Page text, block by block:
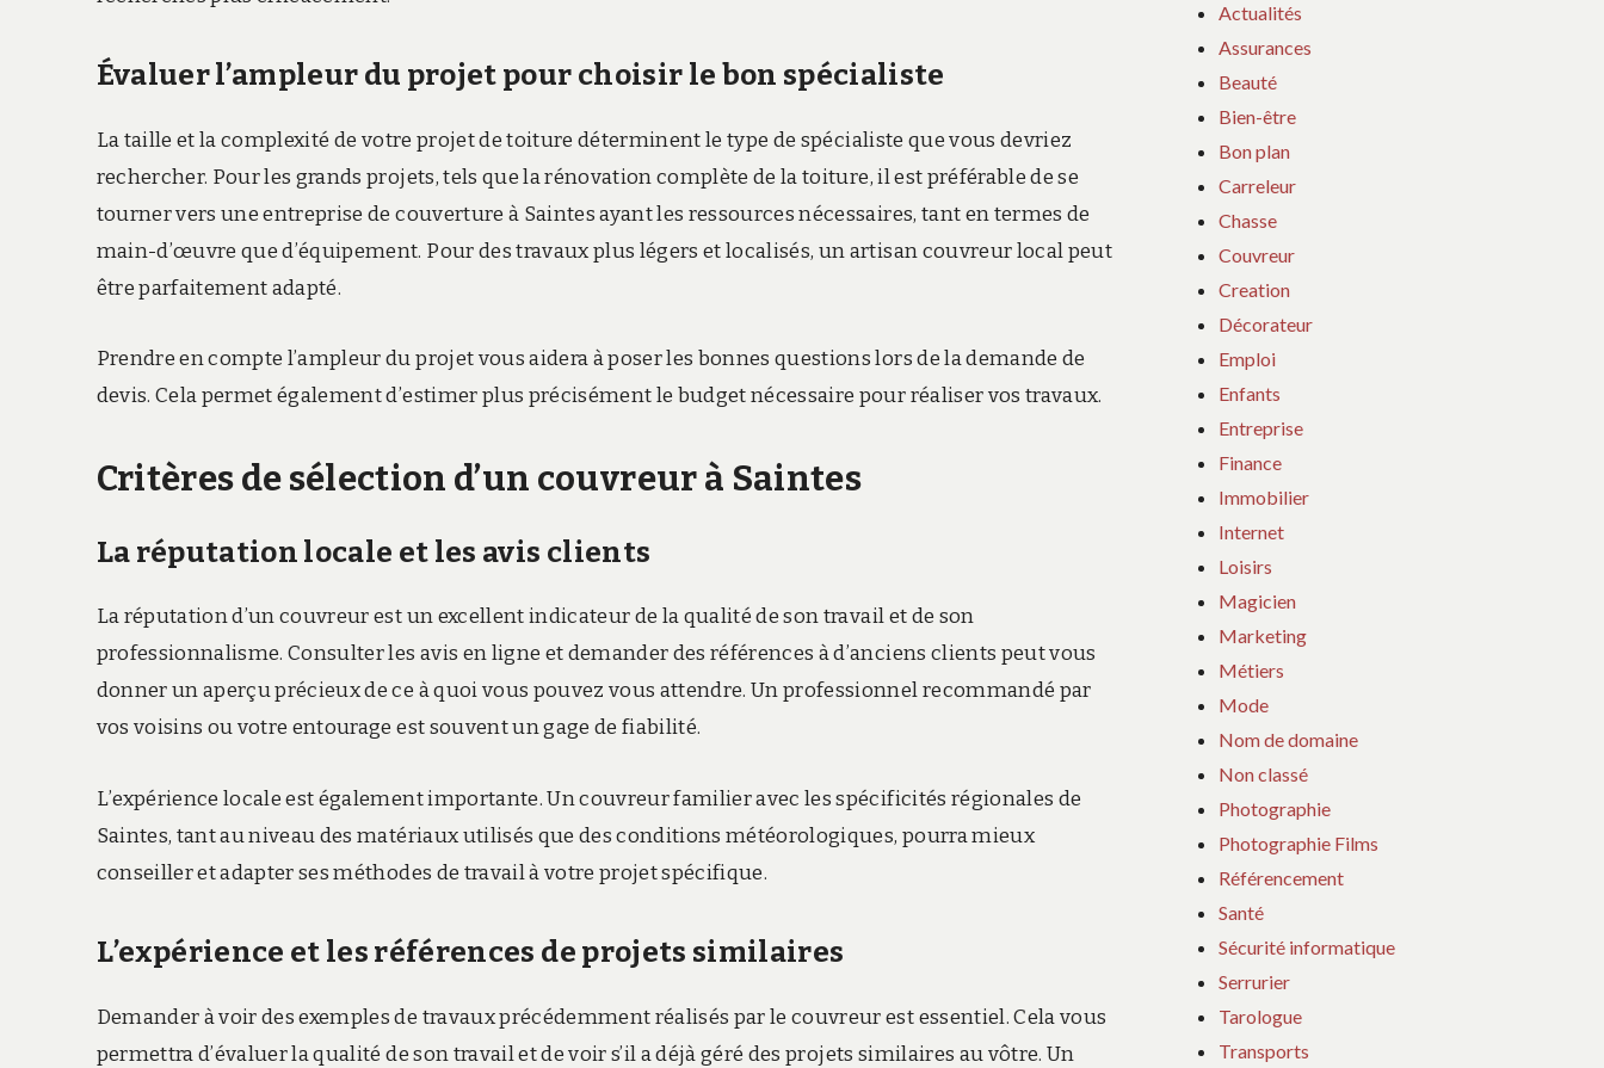
Évaluer l’ampleur du projet pour choisir le bon spécialiste
La taille et la complexité de votre projet de toiture déterminent le type de spécialiste que vous devriez
rechercher. Pour les grands projets, tels que la rénovation complète de la toiture, il est préférable de se
tourner vers une entreprise de couverture à Saintes ayant les ressources nécessaires, tant en termes de
main-d’œuvre que d’équipement. Pour des travaux plus légers et localisés, un artisan couvreur local peut
être parfaitement adapté.
Prendre en compte l’ampleur du projet vous aidera à poser les bonnes questions lors de la demande de
devis. Cela permet également d’estimer plus précisément le budget nécessaire pour réaliser vos travaux.
Critères de sélection d’un couvreur à Saintes
La réputation locale et les avis clients
La réputation d’un couvreur est un excellent indicateur de la qualité de son travail et de son
professionnalisme. Consulter les avis en ligne et demander des références à d’anciens clients peut vous
donner un aperçu précieux de ce à quoi vous pouvez vous attendre. Un professionnel recommandé par
vos voisins ou votre entourage est souvent un gage de fiabilité.
L’expérience locale est également importante. Un couvreur familier avec les spécificités régionales de
Saintes, tant au niveau des matériaux utilisés que des conditions météorologiques, pourra mieux
conseiller et adapter ses méthodes de travail à votre projet spécifique.
L’expérience et les références de projets similaires
Demander à voir des exemples de travaux précédemment réalisés par le couvreur est essentiel. Cela vous
permettra d’évaluer la qualité de son travail et de voir s’il a déjà géré des projets similaires au vôtre. Un
Actualités
Assurances
Beauté
Bien-être
Bon plan
Carreleur
Chasse
Couvreur
Creation
Décorateur
Emploi
Enfants
Entreprise
Finance
Immobilier
Internet
Loisirs
Magicien
Marketing
Métiers
Mode
Nom de domaine
Non classé
Photographie
Photographie Films
Référencement
Santé
Sécurité informatique
Serrurier
Tarologue
Transports